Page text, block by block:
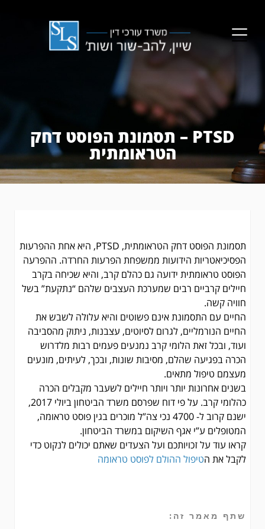
PTSD – תסמונת הפוסט דחק
הטראומתית
תסמונת הפוסט דחק הטראומתית, PTSD, היא אחת ההפרעות
הפסיכיאטריות הידועות ממשפחת הפרעות החרדה. ההפרעה
הפוסט טראומתית ידועה גם כהלם קרב, והיא שכיחה בקרב
חיילים קרביים רבים שמערכת העצבים שלהם “נתקעת” בשל
חוויה קשה.
החיים עם התסמונת אינם פשוטים והיא עלולה לשבש את
החיים הנורמליים, לגרום לסיוטים, עצבנות, ניתוק מהסביבה
ועוד, ובכל זאת הלומי קרב נמנעים פעמים רבות מלדרוש
הכרה בפגיעה שהלם, מסיבות שונות, ובכך, לעיתים, מונעים
מעצמם טיפול מתאים.
בשנים אחרונות יותר ויותר חיילים לשעבר מקבלים הכרה
כהלומי קרב. על פי דוח שפרסם משרד הביטחון ביולי 2017,
ישנם קרוב ל- 4700 נכי צה”ל מוכרים בגין פוסט טראומה,
המטופלים ע”י אגף השיקום במשרד הביטחון.
קראו עוד על זכויותכם ועל הצעדים שאתם יכולים לנקוט כדי
לקבל את הטיפול ההולם לפוסט טראומה
שתף מאמר זה: